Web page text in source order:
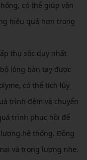
có thể giúp vận
hiệu quả hơn trong
thụ sốc duy nhất
lòng bàn tay được
có thể tích lũy
trình đệm và chuyển
trình phục hồi để
thống. Đồng
và trọng lượng nhẹ.